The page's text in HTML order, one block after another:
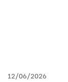
12/06/2026